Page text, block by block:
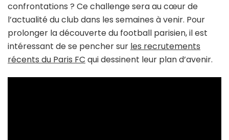
confrontations ? Ce challenge sera au cœur de
l’actualité du club dans les semaines à venir. Pour
prolonger la découverte du football parisien, il est
intéressant de se pencher sur les recrutements
récents du Paris FC qui dessinent leur plan d’avenir.